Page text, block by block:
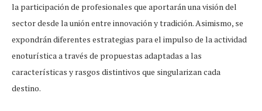
la participación de profesionales que aportarán una visión del
sector desde la unión entre innovación y tradición. Asimismo, se
expondrán diferentes estrategias para el impulso de la actividad
enoturística a través de propuestas adaptadas a las
características y rasgos distintivos que singularizan cada
destino.